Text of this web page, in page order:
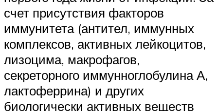
счет присутствия факторов
иммунитета (антител, иммунных
комплексов, активных лейкоцитов,
лизоцима, макрофагов,
секреторного иммунноглобулина А,
лактоферрина) и других
биологически активных веществ